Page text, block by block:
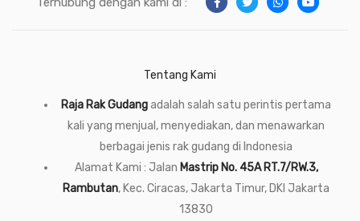
Tentang Kami
Raja Rak Gudangadalah salah satu perintis pertama
kali yang menjual, menyediakan, dan menawarkan
berbagai jenis rak gudang di Indonesia
Alamat Kami : Jalan Mastrip No. 45A RT.7/RW.3,
Rambutan, Kec. Ciracas, Jakarta Timur, DKI Jakarta
13830